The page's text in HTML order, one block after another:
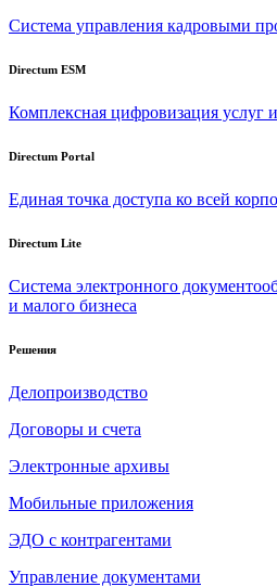
Система управления кадровыми
Directum ESM
Комплексная цифровизация услуг
Directum Portal
Единая точка доступа ко всей
Directum Lite
Система электронного
и малого бизнеса
Решения
Делопроизводство
Договоры и счета
Электронные архивы
Мобильные приложения
ЭДО с контрагентами
Управление документами